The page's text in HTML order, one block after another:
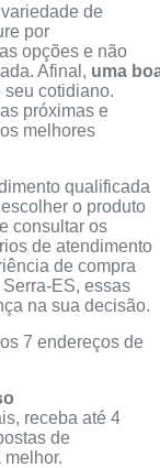
de
por
opções e não
Afinal, uma
seu cotidiano.
próximas e
melhores
qualificada
o produto
consultar os
de atendimento
de compra
ES, essas
na sua decisão.
7 endereços de
receba até 4
de